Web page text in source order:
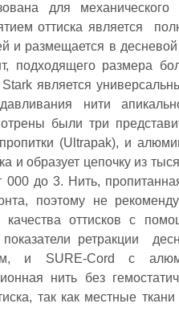
для
оттиска является
и размещается в
подходящего размера
является
нити
были три
(Ultrapak), и
и образует цепочку из
000 до 3. Нить,
поэтому не
оттисков с
ретракции
и SURE‐Cord с
нить без
так как местные